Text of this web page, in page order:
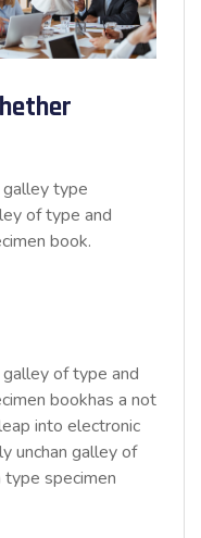
type
of type and
book.
of type and
bookhas a not
into electronic
unchan galley of
specimen